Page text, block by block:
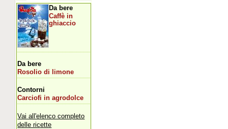
Da bere
Caffè in
ghiaccio
Da bere
Rosolio di limone
Contorni
Carciofi in agrodolce
Vai all'elenco completo
delle ricette